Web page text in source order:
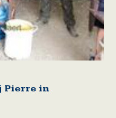
Pierre in